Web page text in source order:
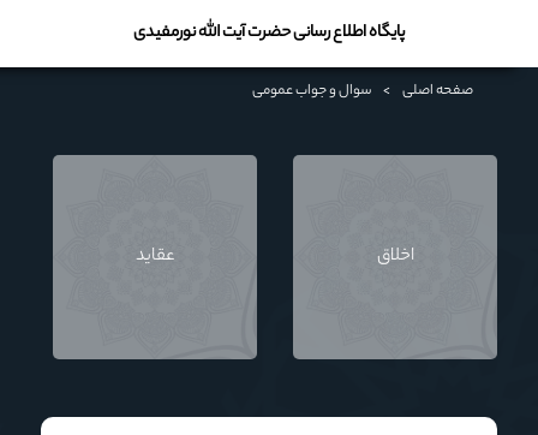
پایگاه اطلاع رسانی حضرت آیت الله نورمفیدی
صفحه اصلی > سوال و جواب عمومی
اخلاق عقايد